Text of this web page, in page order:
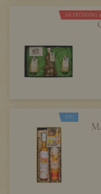
AB FRÜHLING
NEU